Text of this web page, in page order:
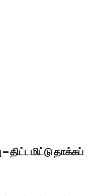
– திட்டமிட்டு தாக்கப்